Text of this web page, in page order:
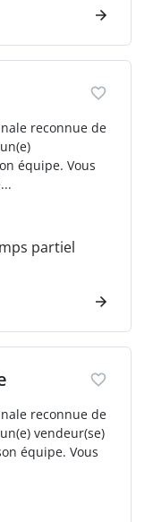
reconnue de
équipe. Vous
partiel
reconnue de
vendeur(se)
équipe. Vous